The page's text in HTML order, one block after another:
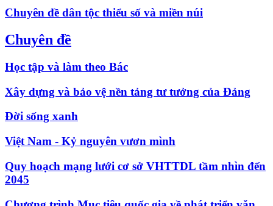
Chuyên đề dân tộc thiểu số và miền núi
Chuyên đề
Học tập và làm theo Bác
Xây dựng và bảo vệ nền tảng tư tưởng của Đảng
Đời sống xanh
Việt Nam - Kỷ nguyên vươn mình
Quy hoạch mạng lưới cơ sở VHTTDL tầm nhìn đến
2045